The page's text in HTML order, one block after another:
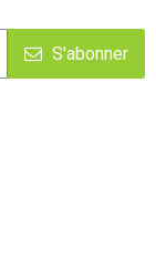
S'abonner